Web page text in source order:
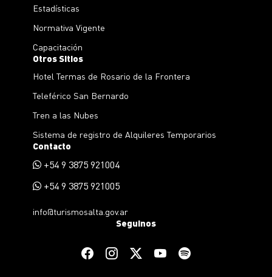
Estadísticas
Normativa Vigente
Capacitación
Otros Sitios
Hotel Termas de Rosario de la Frontera
Teleférico San Bernardo
Tren a las Nubes
Sistema de registro de Alquileres Temporarios
Contacto
+54 9 3875 921004
+54 9 3875 921005
info@turismosalta.gov.ar
Seguinos